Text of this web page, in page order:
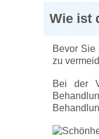
Wie ist
Bevor Sie
zu
Bei der